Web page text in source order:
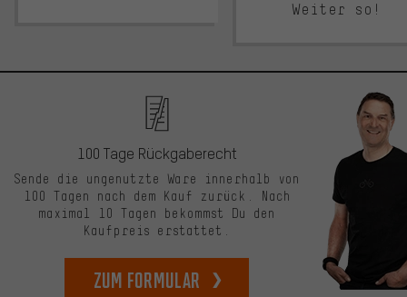
Weiter so!
100 Tage Rückgaberecht
Sende die ungenutzte Ware innerhalb von
100 Tagen nach dem Kauf zurück. Nach
maximal 10 Tagen bekommst Du den
Kaufpreis erstattet.
zum Formular